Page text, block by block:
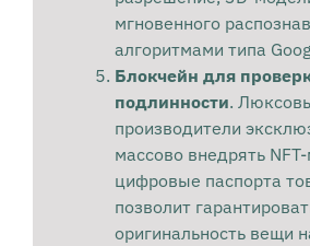
мгновенного
алгоритмами типа
Блокчейн для
подлинности.
производители
массово внедрять
цифровые паспорта
позволит
оригинальность вещи